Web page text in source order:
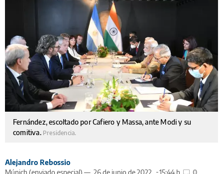
Fernández, escoltado por Cafiero y Massa, ante Modi y su
comitiva. Presidencia.
Alejandro Rebossio